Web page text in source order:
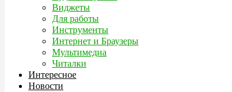
Виджеты
Для работы
Инструменты
Интернет и Браузеры
Мультимедиа
Читалки
Интересное
Новости